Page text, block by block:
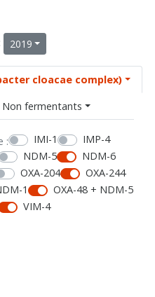
2019
cloacae complex)
Non fermentants
: IMI-1
IMP-4
NDM-5
NDM-6
OXA-204
OXA-244
1
OXA-48 + NDM-5
VIM-4